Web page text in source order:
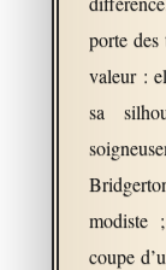
porte des
valeur :
sa
modiste
coupe